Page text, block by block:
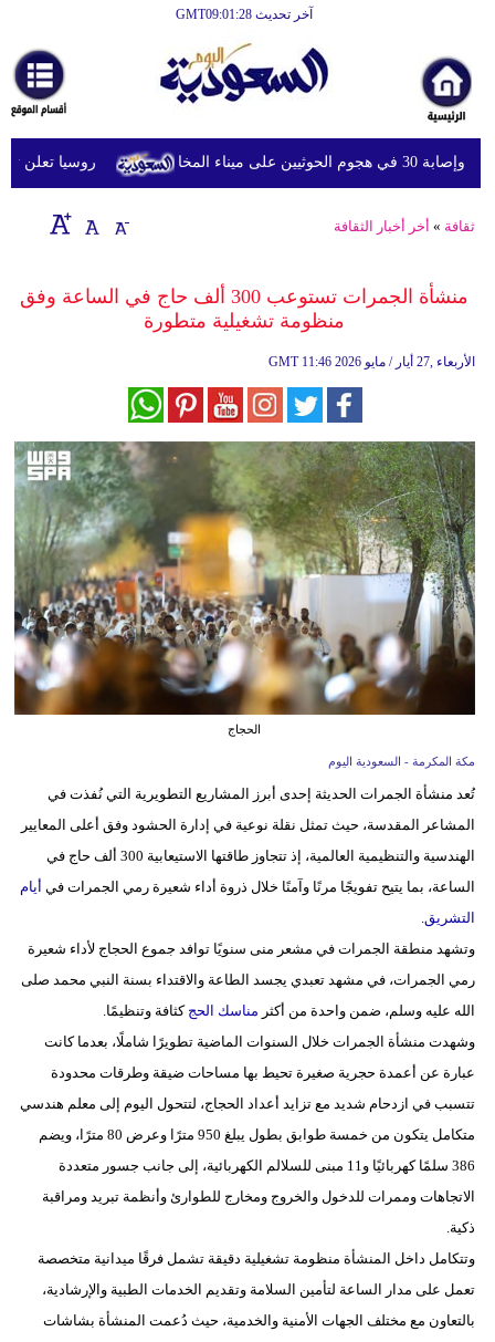
آخر تحديث GMT09:01:28
أخبارعاجلة
رياضة
ثقافة
إقتصاد
وموسيقى
سياحة
وسفر
ديكور
أخبار
إعلام
تعليم
علوم
وتكنولوجيا
بيئة
أبراج
سيارات
روسيا تعلن
ثقافة » أخر أخبار الثقافة
منشأة الجمرات تستوعب 300 ألف حاج في الساعة وفق
منظومة تشغيلية متطورة
GMT 11:46 2026 الأربعاء ,27 أيار / مايو
الحجاج
مكة المكرمة - السعودية اليوم
تُعد منشأة الجمرات الحديثة إحدى أبرز المشاريع التطويرية التي نُفذت في
المشاعر المقدسة، حيث تمثل نقلة نوعية في إدارة الحشود وفق أعلى المعايير
الهندسية والتنظيمية العالمية، إذ تتجاوز طاقتها الاستيعابية 300 ألف حاج في
الساعة، بما يتيح تفويجًا مرنًا وآمنًا خلال ذروة أداء شعيرة رمي الجمرات في أيام
التشريق.
وتشهد منطقة الجمرات في مشعر منى سنويًا توافد جموع الحجاج لأداء شعيرة
رمي الجمرات، في مشهد تعبدي يجسد الطاعة والاقتداء بسنة النبي محمد صلى
الله عليه وسلم، ضمن واحدة من أكثر مناسك الحج كثافة وتنظيمًا.
وشهدت منشأة الجمرات خلال السنوات الماضية تطويرًا شاملًا، بعدما كانت
عبارة عن أعمدة حجرية صغيرة تحيط بها مساحات ضيقة وطرقات محدودة
تتسبب في ازدحام شديد مع تزايد أعداد الحجاج، لتتحول اليوم إلى معلم هندسي
متكامل يتكون من خمسة طوابق بطول يبلغ 950 مترًا وعرض 80 مترًا، ويضم
386 سلمًا كهربائيًا و11 مبنى للسلالم الكهربائية، إلى جانب جسور متعددة
الاتجاهات وممرات للدخول والخروج ومخارج للطوارئ وأنظمة تبريد ومراقبة
ذكية.
وتتكامل داخل المنشأة منظومة تشغيلية دقيقة تشمل فرقًا ميدانية متخصصة
تعمل على مدار الساعة لتأمين السلامة وتقديم الخدمات الطبية والإرشادية،
بالتعاون مع مختلف الجهات الأمنية والخدمية، حيث دُعمت المنشأة بشاشات